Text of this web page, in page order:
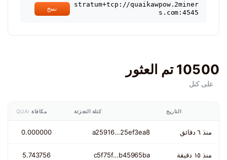
stratum+tcp://quaikawpow.2miner
s.com:4545
نسخ
10500 تم العثور
على كتل
التاريخ كتلة التجزئة مكافاةQUAI
منذ ٦ دقائق a25916…25ef3ea8
0.000000
منذ ١٥ دقيقة c5f75f…b45965ba
5.743756